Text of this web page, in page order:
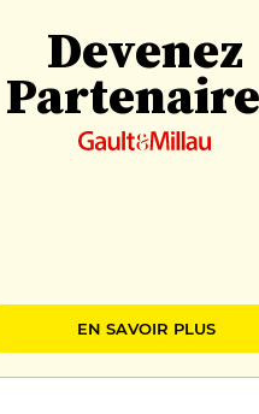
Devenez
EN SAVOIR PLUS